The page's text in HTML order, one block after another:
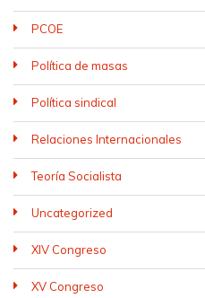
PCOE
Política de masas
Política sindical
Relaciones Internacionales
Teoría Socialista
Uncategorized
XIV Congreso
XV Congreso